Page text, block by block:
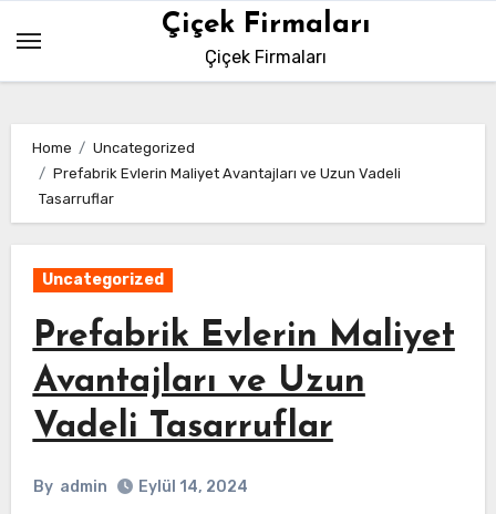
content
Çiçek Firmaları
Çiçek Firmaları
Home
Uncategorized
Prefabrik Evlerin Maliyet Avantajları ve Uzun Vadeli
Tasarruflar
Uncategorized
Prefabrik Evlerin Maliyet
Avantajları ve Uzun
Vadeli Tasarruflar
By admin Eylül 14, 2024